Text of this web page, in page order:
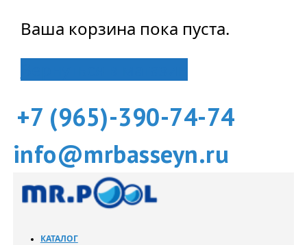
Ваша корзина пока пуста.
+7 (965)-390-74-74
info@mrbasseyn.ru
КАТАЛОГ